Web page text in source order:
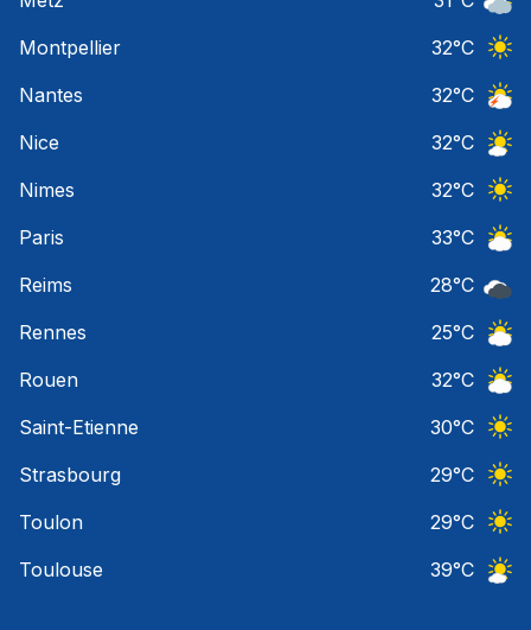
Montpellier
32°C
Nantes
32°C
Nice
32°C
Nimes
32°C
Paris
33°C
Reims
28°C
Rennes
25°C
Rouen
32°C
Saint-Etienne
30°C
Strasbourg
29°C
Toulon
29°C
Toulouse
39°C